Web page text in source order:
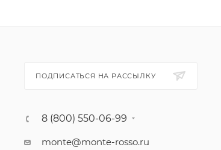
ПОДПИСАТЬСЯ НА РАССЫЛКУ
8 (800) 550-06-99
monte@monte-rosso.ru